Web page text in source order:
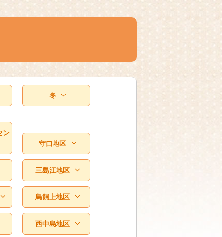
冬
ン
守口地区
三島江地区
鳥飼上地区
西中島地区